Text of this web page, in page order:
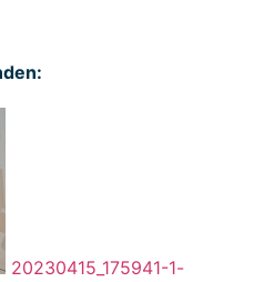
20230415_175941-1-